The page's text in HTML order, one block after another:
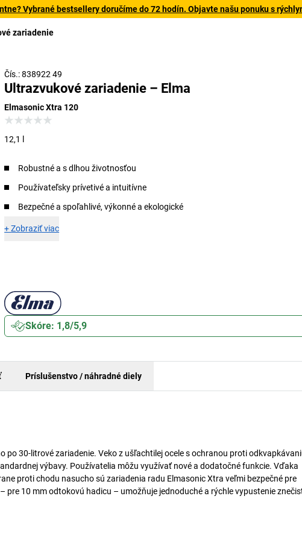
Vybrané bestsellery doručíme do 72 hodín. Objavte našu ponuku s
zariadenie
Čís.: 838922 49
Ultrazvukové zariadenie – Elma
Elmasonic Xtra 120
12,1 l
Robustné a s dlhou životnosťou
Používateľsky prívetivé a intuitívne
Bezpečné a spoľahlivé, výkonné a ekologické
+Zobraziť viac
Skóre: 1,8/5,9
Príslušenstvo / náhradné diely
30-litrové zariadenie. Veko z ušľachtilej ocele s ochranou proti
výbavy. Používatelia môžu využívať nové a dodatočné funkcie. Vďaka
proti chodu nasucho sú zariadenia radu Elmasonic Xtra veľmi bezpečné pre
10 mm odtokovú hadicu – umožňuje jednoduché a rýchle vypustenie